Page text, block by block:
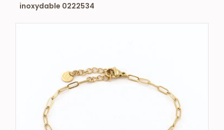
inoxydable 0222534